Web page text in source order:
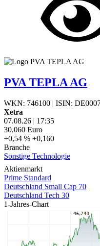
PVA TEPLA AG
WKN: 746100 | ISIN:
Xetra
07.08.26 | 17:35
30,060 Euro
+0,54 % +0,160
Branche
Sonstige Technologie
Aktienmarkt
Prime Standard
Deutschland Small Cap 70
Deutschland Tech 30
1-Jahres-Chart